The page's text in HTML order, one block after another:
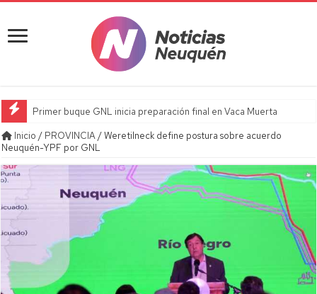
Primer buque GNL inicia preparación final en Vaca Muerta
Inicio / PROVINCIA/Weretilneck define postura sobre acuerdo
Neuquén-YPF por GNL